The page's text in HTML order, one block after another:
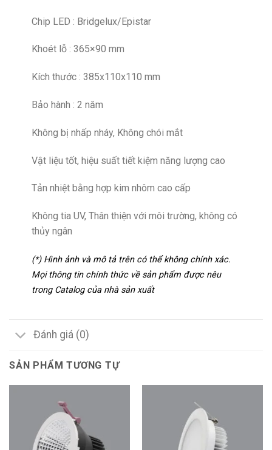
Chip LED : Bridgelux/Epistar
Khoét lỗ : 365×90 mm
Kích thước : 385x110x110 mm
Bảo hành : 2 năm
Không bị nhấp nháy, Không chói mắt
Vật liệu tốt, hiệu suất tiết kiệm năng lượng cao
Tản nhiệt bằng hợp kim nhôm cao cấp
Không tia UV, Thân thiện với môi trường, không có
thủy ngân
(*) Hình ảnh và mô tả trên có thể không chính xác.
Mọi thông tin chính thức về sản phẩm được nêu
trong Catalog của nhà sản xuất
Đánh giá (0)
SẢN PHẨM TƯƠNG TỰ